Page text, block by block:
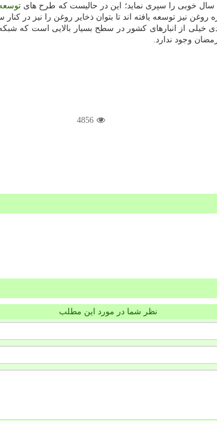
سال خوبی را سپری نماید؛ این در حالیست كه طرح های
نیز توسعه یافته اند تا بتوان ذخایر روغن را نیز در كنار
داشت: موجودی خیلی از انبارهای كشور در سطح بسیار بالایی
وجود ندارد.
4856
نظر شما در مورد این مطلب